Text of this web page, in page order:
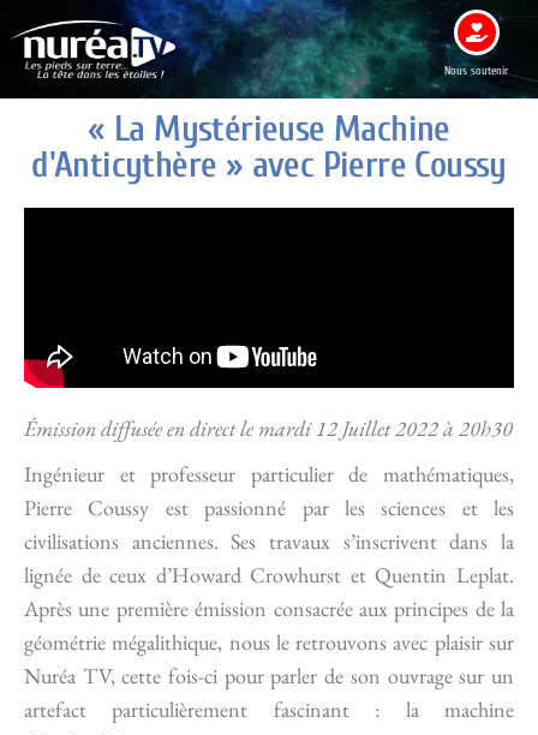
Nous soutenir
« La Mystérieuse Machine
d'Anticythère » avec Pierre Coussy
Émission diffusée en direct le mardi 12 Juillet 2022 à 20h30
Ingénieur et professeur particulier de mathématiques,
Pierre Coussy est passionné par les sciences et les
civilisations anciennes. Ses travaux s’inscrivent dans la
lignée de ceux d’Howard Crowhurst et Quentin Leplat.
Après une première émission consacrée aux principes de la
géométrie mégalithique, nous le retrouvons avec plaisir sur
Nuréa TV, cette fois-ci pour parler de son ouvrage sur un
artefact particulièrement fascinant : la machine